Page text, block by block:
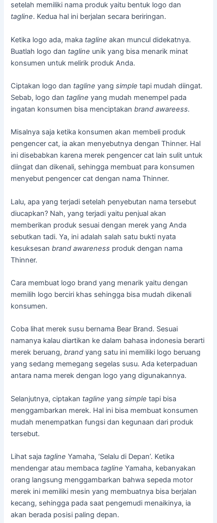
setelah memiliki nama produk yaitu bentuk logo dan
tagline. Kedua hal ini berjalan secara beriringan.
Ketika logo ada, maka taglineakan muncul didekatnya.
Buatlah logo dan tagline unik yang bisa menarik minat
konsumen untuk melirik produk Anda.
Ciptakan logo dan taglineyangsimpletapi mudah diingat.
Sebab, logo dan taglineyang mudah menempel pada
ingatan konsumen bisa menciptakanbrand awareess.
Misalnya saja ketika konsumen akan membeli produk
pengencer cat, ia akan menyebutnya dengan Thinner. Hal
ini disebabkan karena merek pengencer cat lain sulit untuk
diingat dan dikenali, sehingga membuat para konsumen
menyebut pengencer cat dengan nama Thinner.
Lalu, apa yang terjadi setelah penyebutan nama tersebut
diucapkan? Nah, yang terjadi yaitu penjual akan
memberikan produk sesuai dengan merek yang Anda
sebutkan tadi. Ya, ini adalah salah satu bukti nyata
kesuksesanbrand awareness produk dengan nama
Thinner.
Cara membuat logo brand yang menarik yaitu dengan
memilih logo berciri khas sehingga bisa mudah dikenali
konsumen.
Coba lihat merek susu bernama Bear Brand. Sesuai
namanya kalau diartikan ke dalam bahasa indonesia berarti
merek beruang,brandyang satu ini memiliki logo beruang
yang sedang memegang segelas susu. Ada keterpaduan
antara nama merek dengan logo yang digunakannya.
Selanjutnya, ciptakan taglineyangsimpletapi bisa
menggambarkan merek. Hal ini bisa membuat konsumen
mudah menempatkan fungsi dan kegunaan dari produk
tersebut.
Lihat saja taglineYamaha, ‘Selalu di Depan’. Ketika
mendengar atau membaca taglineYamaha, kebanyakan
orang langsung menggambarkan bahwa sepeda motor
merek ini memiliki mesin yang membuatnya bisa berjalan
kecang, sehingga pada saat pengemudi menaikinya, ia
akan berada posisi paling depan.